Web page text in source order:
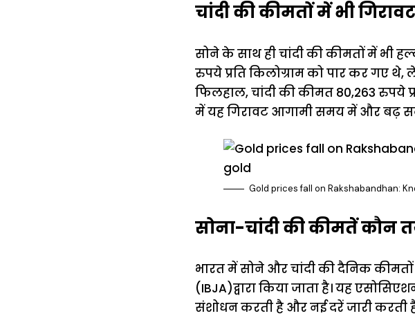
चांदी की कीमतों में भी
सोने के साथ ही चांदी की कीमतों में भी
रुपये प्रति किलोग्राम को पार कर गए
फिलहाल, चांदी की कीमत 80,263 रुपये
में यह गिरावट आगामी समय में और बढ़
Gold prices fall on Rakshabandhan:
सोना-चांदी की कीमतें कौन
भारत में सोने और चांदी की दैनिक
(IBJA)द्वारा किया जाता है। यह
संशोधन करती है और नई दरें जारी